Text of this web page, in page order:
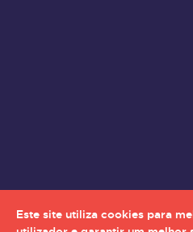
Este site utiliza cookies para